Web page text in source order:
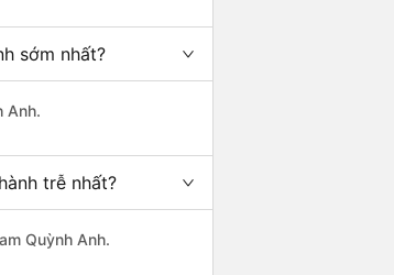
sớm nhất?
Anh.
trễ nhất?
Quỳnh Anh.